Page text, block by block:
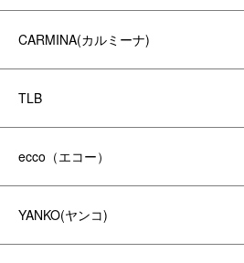
CARMINA(カルミーナ)
TLB
ecco（エコー）
YANKO(ヤンコ)